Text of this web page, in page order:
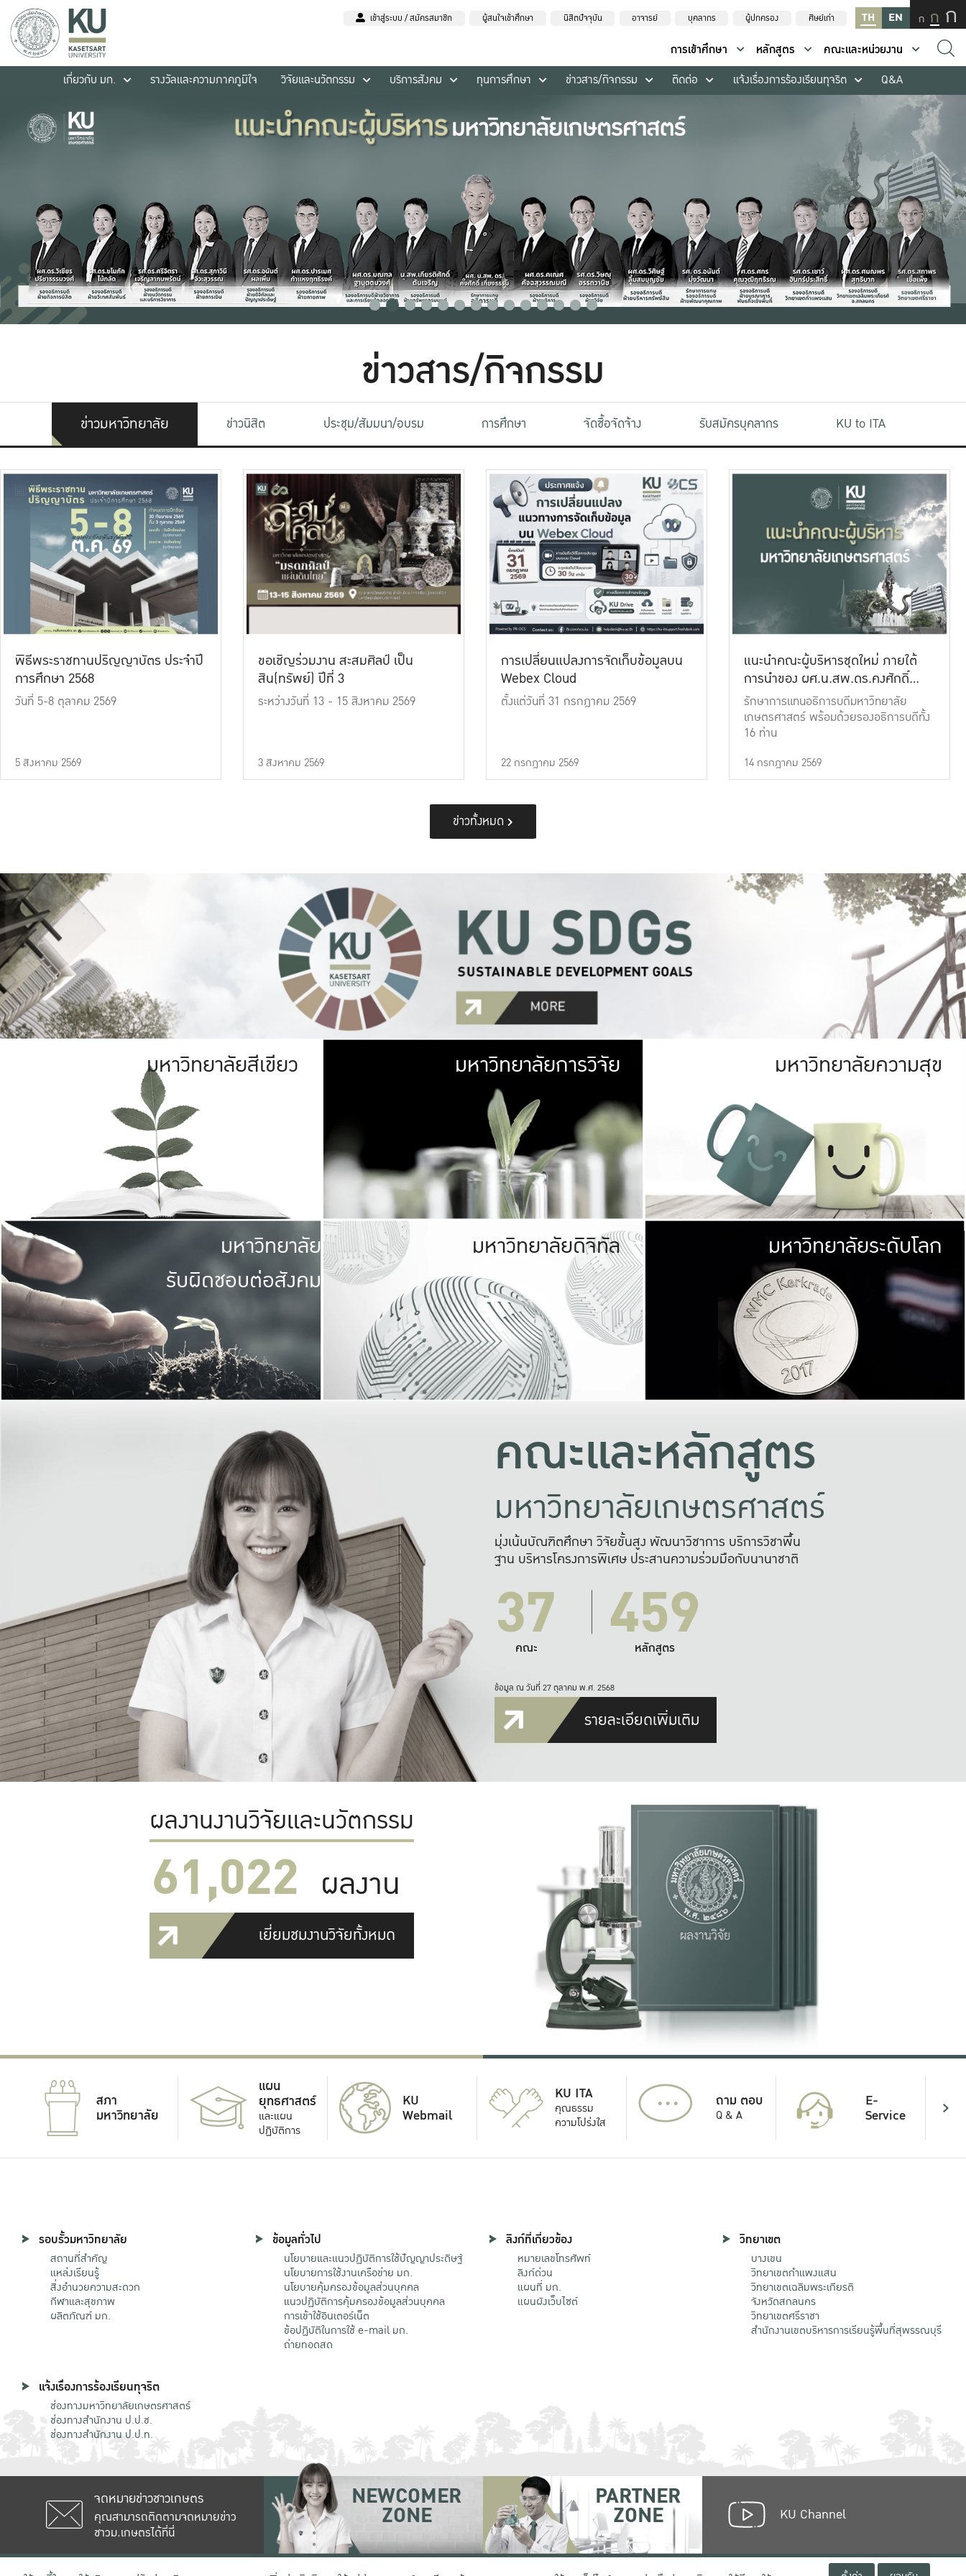
เข้าสู่ระบบ / สมัครสมาชิก ผู้สนใจเข้าศึกษา นิสิตปัจจุบัน อาจารย์ บุคลากร ผู้ปกครอง ศิษย์เก่า TH EN ก ก ก
การเข้าศึกษา หลักสูตร
คณะและหน่วยงาน
เกี่ยวกับ มก.
รางวัลและความภาคภูมิใจ วิจัยและนวัตกรรม บริการสังคม ทุนการศึกษา ข่าวสาร/กิจกรรม ติดต่อ แจ้งเรื่องการร้องเรียนทุจริต Q&A
ข่าวสาร/กิจกรรม
ข่าวมหาวิทยาลัย ข่าวนิสิต ประชุม/สัมมนา/อบรม การศึกษา จัดซื้อจัดจ้าง รับสมัครบุคลากร KU to ITA
พิธีพระราชทานปริญญาบัตร ประจำปี
การศึกษา 2568
วันที่ 5-8 ตุลาคม 2569
5 สิงหาคม 2569
ขอเชิญร่วมงาน สะสมศิลป์ เป็น
สิน(ทรัพย์) ปีที่ 3
ระหว่างวันที่ 13 - 15 สิงหาคม 2569
3 สิงหาคม 2569
การเปลี่ยนแปลงการจัดเก็บข้อมูลบน
Webex Cloud
ตั้งแต่วันที่ 31 กรกฎาคม 2569
22 กรกฎาคม 2569
แนะนำคณะผู้บริหารชุดใหม่ ภายใต้
การนำของ ผศ.น.สพ.ดร.คงศักดิ์
เที่ยงธรรม
รักษาการแทนอธิการบดีมหาวิทยาลัย
เกษตรศาสตร์ พร้อมด้วยรองอธิการบดีทั้ง
16 ท่าน
14 กรกฎาคม 2569
ข่าวทั้งหมด
มหาวิทยาลัยสีเขียว มหาวิทยาลัย
เกษตรศาสตร์ มีพื้นที่เขียวสดใส หนาแน่น
เป็นป่าในเมือง (URBAN FOREST)
เกษตรในเมือง (URBAN AGRICULTURE)
ที่นับรวมกันได้ประมาณ 1,400 ไร่
มหาวิทยาลัยการวิจัย มหาวิทยาลัย
ให้กับประชาชน
มหาวิทยาลัยความสุข
มหาวิทยาลัย
รับผิดชอบต่อสังคม
มหาวิทยาลัยรับผิดชอบต่อสังคม
ร่วมมือกับชุมชน เพื่อความกินดีอยู่ดี
และความสุขอย่างยั่งยืน
มองปัญหาในภาพกว้าง
แก้ไขจากปัญหาจุดเล็กๆ
มหาวิทยาลัยดิจิทัล มหาวิทยา
พร้อมที่จ
และผลักดันในการใช้ระบบส
เพื่อการทำงานแ
มหาวิทยาลัยระดับโลก
คณะและหลักสูตร
มหาวิทยาลัยเกษตรศาสตร์
มุ่งเน้นบัณฑิตศึกษา วิจัยขั้นสูง พัฒนาวิชาการ บริการวิชาพื้น
ฐาน บริหารโครงการพิเศษ ประสานความร่วมมือกับนานาชาติ
37
คณะ 459
หลักสูตร
ข้อมูล ณ วันที่ 27 ตุลาคม พ.ศ. 2568
รายละเอียดเพิ่มเติม
ผลงานงานวิจัยและนวัตกรรม
61,022 ผลงาน
เยี่ยมชมงานวิจัยทั้งหมด
สภา
มหาวิทยาลัย
แผน
ยุทธศาสตร์
และแผน
ปฏิบัติการ
KU
Webmail
KU ITA
คุณธรรม
ความโปร่งใส
... ถาม ตอบ
Q & A
E-
Service
รอบรั้วมหาวิทยาลัย
สถานที่สำคัญ
แหล่งเรียนรู้
สิ่งอำนวยความสะดวก
กีฬาและสุขภาพ
ผลิตภัณฑ์ มก.
ข้อมูลทั่วไป
นโยบายและแนวปฏิบัติการใช้ปัญญาประดิษฐ์
นโยบายการใช้งานเครือข่าย มก.
นโยบายคุ้มครองข้อมูลส่วนบุคคล
แนวปฏิบัติการคุ้มครองข้อมูลส่วนบุคคล
การเข้าใช้อินเตอร์เน็ต
ข้อปฏิบัติในการใช้ e-mail มก.
ถ่ายทอดสด
ลิงก์ที่เกี่ยวข้อง
หมายเลขโทรศัพท์
ลิงก์ด่วน
แผนที่ มก.
แผนผังเว็บไซต์
วิทยาเขต
บางเขน
วิทยาเขตกําแพงแสน
วิทยาเขตเฉลิมพระเกียรติ
จังหวัดสกลนคร
วิทยาเขตศรีราชา
สำนักงานเขตบริหารการเรียนรู้พื้นที่สุพรรณบุรี
แจ้งเรื่องการร้องเรียนทุจริต
ช่องทางมหาวิทยาลัยเกษตรศาสตร์
ช่องทางสำนักงาน ป.ป.ช.
ช่องทางสำนักงาน ป.ป.ท.
จดหมายข่าวชาวเกษตร
คุณสามารถติดตามจดหมายข่าว
ชาวม.เกษตรได้ที่นี่
NEWCOMER
ZONE
PARTNER
ZONE KU Channel